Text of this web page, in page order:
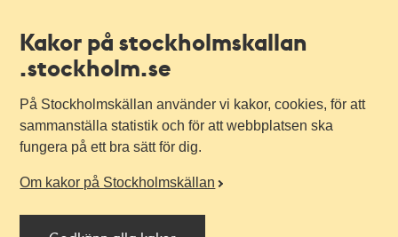
Kakor på stockholmskallan
.stockholm.se
På Stockholmskällan använder vi kakor, cookies, för att
sammanställa statistik och för att webbplatsen ska
fungera på ett bra sätt för dig.
Om kakor på Stockholmskällan